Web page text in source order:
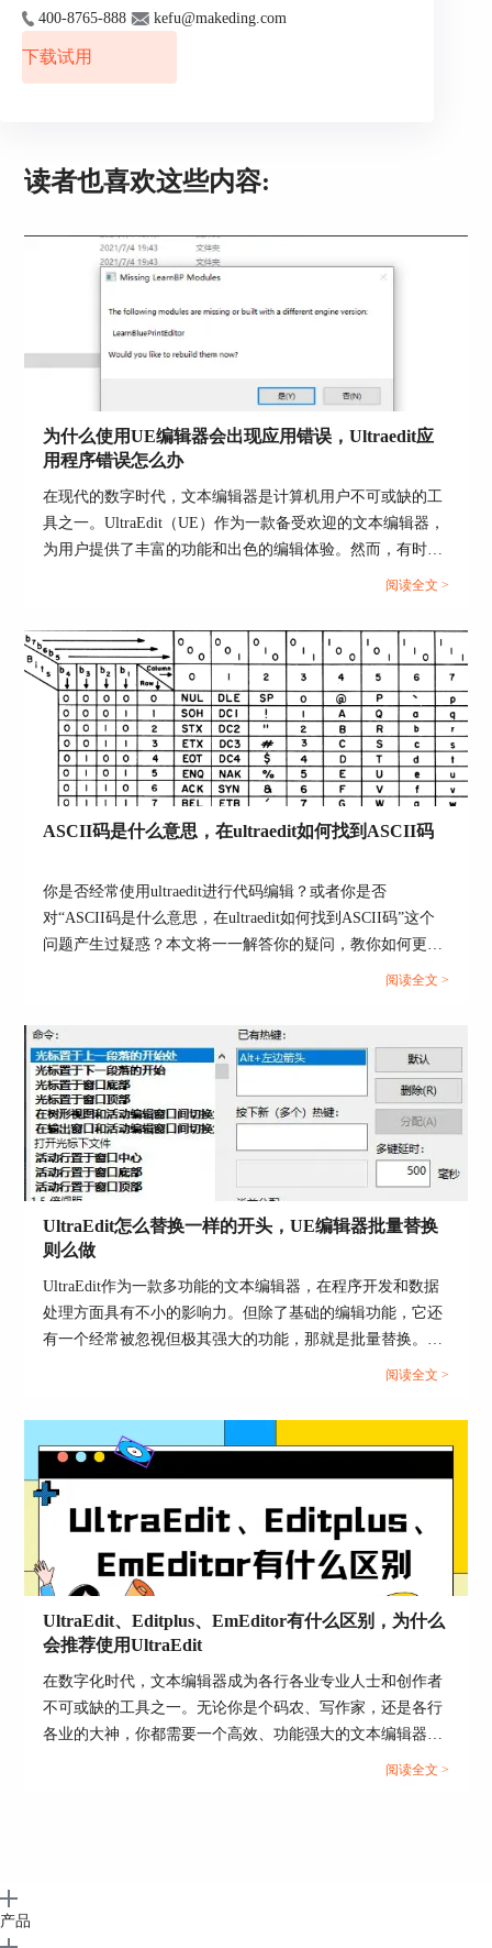
3、在UltraEdit中编辑文件路径
首先将CMD窗口中的文件名复制到UltraEdit中后，
我们需要删除文件前的时间和大小。在删除文件前
的信息时我们可以选用列模式，在上方菜单栏点击
列模式，然后再对文本进行编辑就方便的多。
图3：删除时间和大小
打开文件所在文件夹从导航栏复制地址，然后再将
其加入到每个文件之前。
图4：复制地址
我们在将文件地址添加到每个文件名之前的时候，
站有相关文档可以去查看）。使用快捷键Ctrl+F进
入查找和替换界面，第一步在‘查找什么对话’框中
输入%号（%号是匹配行首的意思），第二步在‘替
换为’对话框中粘贴文件地址，粘贴完地址之后需
要在最后再补一个英文的‘\’。
400-8765-888 kefu@makeding.com
下载试用
读者也喜欢这些内容:
为什么使用UE编辑器会出现应用错误，Ultraedit应
用程序错误怎么办
在现代的数字时代，文本编辑器是计算机用户不可或缺的工
具之一。UltraEdit（UE）作为一款备受欢迎的文本编辑器，
为用户提供了丰富的功能和出色的编辑体验。然而，有时用
户可能会遇到应用程序错误的问题，这不仅影响了工作效
会出现应用错误，Ultraedit应用程序错误怎么办。同时，我
们还将分享一些防止UE编辑器报错的实用技巧，以确保你的
编辑体验始终顺畅无阻。...
阅读全文 >
ASCII码是什么意思，在ultraedit如何找到ASCII码
你是否经常使用ultraedit进行代码编辑？或者你是否
对“ASCII码是什么意思，在ultraedit如何找到ASCII码”这个
问题产生过疑惑？本文将一一解答你的疑问，教你如何更高
阅读全文 >
UltraEdit怎么替换一样的开头，UE编辑器批量替换
则么做
UltraEdit作为一款多功能的文本编辑器，在程序开发和数据
处理方面具有不小的影响力。但除了基础的编辑功能，它还
有一个经常被忽视但极其强大的功能，那就是批量替换。这
个功能在处理大规模文本数据，尤其是需要替换相同开头或
阅读全文 >
UltraEdit、Editplus、EmEditor有什么区别，为什么
会推荐使用UltraEdit
在数字化时代，文本编辑器成为各行各业专业人士和创作者
不可或缺的工具之一。无论你是个码农、写作家，还是各行
各业的大神，你都需要一个高效、功能强大的文本编辑器来
处理你的文字、代码和数据。在这个领域，UltraEdit、
阅读全文 >
产品